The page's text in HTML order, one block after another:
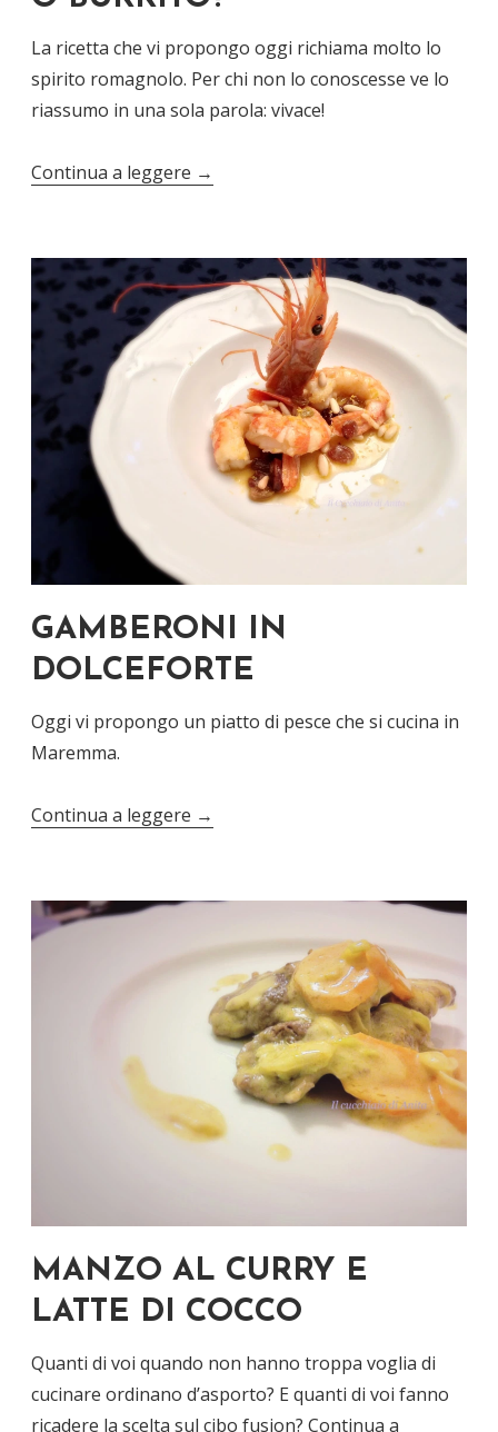
La ricetta che vi propongo oggi richiama molto lo
spirito romagnolo. Per chi non lo conoscesse ve lo
riassumo in una sola parola: vivace!
Continua a leggere →
GAMBERONI IN
DOLCEFORTE
Oggi vi propongo un piatto di pesce che si cucina in
Maremma.
Continua a leggere →
MANZO AL CURRY E
LATTE DI COCCO
Quanti di voi quando non hanno troppa voglia di
cucinare ordinano d’asporto? E quanti di voi fanno
ricadere la scelta sul cibo fusion? Continua a